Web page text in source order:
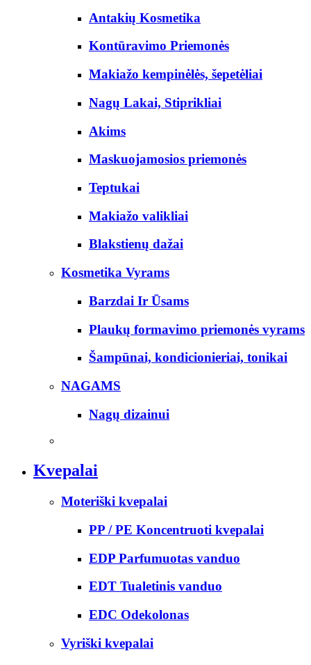
Antakių Kosmetika
Kontūravimo Priemonės
Makiažo kempinėlės, šepetėliai
Nagų Lakai, Stiprikliai
Akims
Maskuojamosios priemonės
Teptukai
Makiažo valikliai
Blakstienų dažai
Kosmetika Vyrams
Barzdai Ir Ūsams
Plaukų formavimo priemonės vyrams
Šampūnai, kondicionieriai, tonikai
NAGAMS
Nagų dizainui
Kvepalai
Moteriški kvepalai
PP / PE Koncentruoti kvepalai
EDP Parfumuotas vanduo
EDT Tualetinis vanduo
EDC Odekolonas
Vyriški kvepalai